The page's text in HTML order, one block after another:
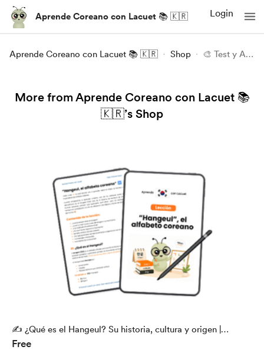
Aprende Coreano con Lacuet 📚 🇰🇷 Login
Aprende Coreano con Lacuet 📚 🇰🇷 Shop 🎨 Test y Asesoría de Color Personal - Cultura Coreana (PDF gratuito)
More from Aprende Coreano con Lacuet 📚
🇰🇷’s Shop
✍️ ¿Qué es el Hangeul? Su historia, cultura y origen |
Lección + Actividades
Free